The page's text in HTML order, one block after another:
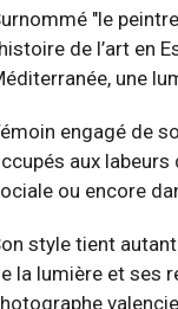
"le
de l’art en
une
engagé de
aux labeurs
ou encore
style tient
la lumière et ses